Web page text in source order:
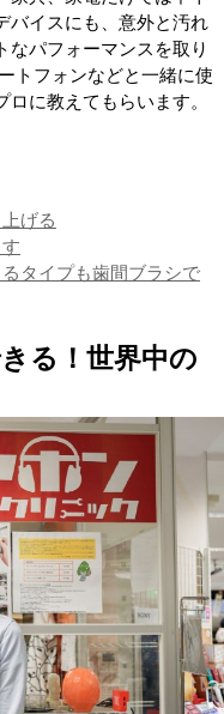
バイスにも、意外と汚れ
なパフォーマンスを取り
トフォンなどと一緒に使
に教えてもらいます。
げる
タイプも歯間ブラシで
る！世界中の